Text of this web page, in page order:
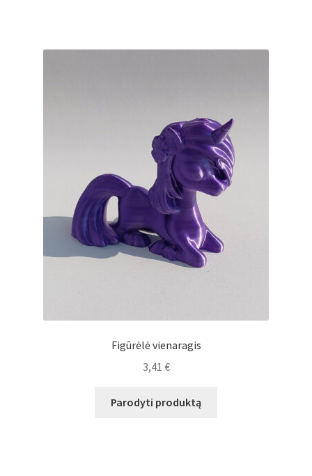
Figūrėlė vienaragis
3,41 €
Parodyti produktą